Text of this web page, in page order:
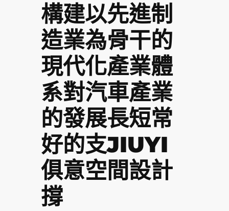
構建以先進制
造業為骨干的
現代化產業體
系對汽車產業
的發展長短常
好的支JIUYI
俱意空間設計
撐